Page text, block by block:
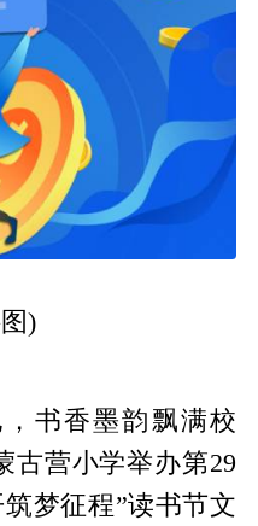
)
书香墨韵飘满校
古营小学举办第29
梦征程”读书节文